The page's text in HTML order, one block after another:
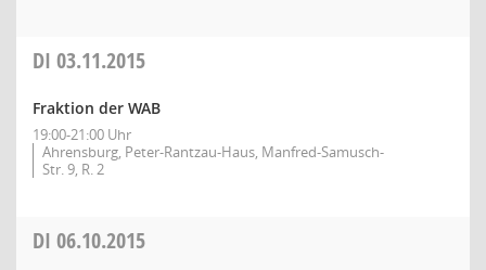
DI 03.11.2015
Fraktion der WAB
19:00-21:00 Uhr
Ahrensburg, Peter-Rantzau-Haus, Manfred-Samusch-
Str. 9, R. 2
DI 06.10.2015